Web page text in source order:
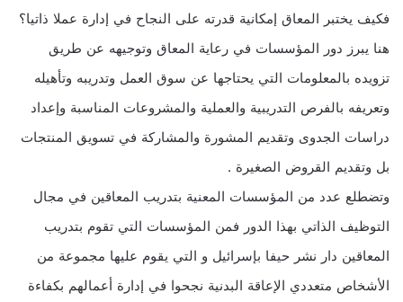
فكيف يختبر المعاق إمكانية قدرته على النجاح في إدارة عملا ذاتيا؟
هنا يبرز دور المؤسسات في رعاية المعاق وتوجيهه عن طريق
تزويده بالمعلومات التي يحتاجها عن سوق العمل وتدريبه وتأهيله
وتعريفه بالفرص التدريبية والعملية والمشروعات المناسبة وإعداد
دراسات الجدوى وتقديم المشورة والمشاركة في تسويق المنتجات
بل وتقديم القروض الصغيرة .
وتضطلع عدد من المؤسسات المعنية بتدريب المعاقين في مجال
التوظيف الذاتي بهذا الدور فمن المؤسسات التي تقوم بتدريب
المعاقين دار نشر حيفا بإسرائيل و التي يقوم عليها مجموعة من
الأشخاص متعددي الإعاقة البدنية نجحوا في إدارة أعمالهم بكفاءة